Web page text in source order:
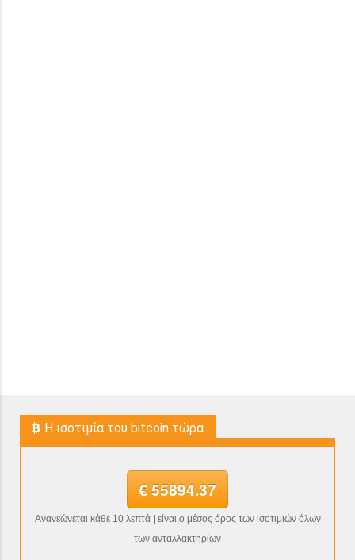
H ισοτιμία του bitcoin τώρα
€ 55894.37
Ανανεώνεται κάθε 10 λεπτά | είναι ο μέσος όρος των ισοτιμιών όλων
των ανταλλακτηρίων